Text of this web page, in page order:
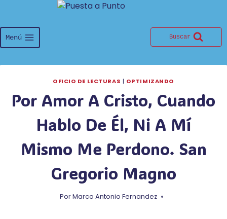
contenido
Menú Buscar
OFICIO DE LECTURAS | OPTIMIZANDO
Por Amor A Cristo, Cuando
Hablo De Él, Ni A Mí
Mismo Me Perdono. San
Gregorio Magno
PorMarco Antonio Fernandez